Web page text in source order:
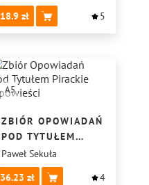
18.9
5
A5
ZBIÓR OPOWIADAŃ
POD TYTUŁEM
PIRACKIE
OPOWIEŚCI
Paweł Sekuła
36.23
4